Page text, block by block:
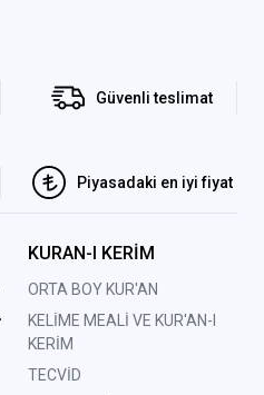
Güvenli teslimat
Piyasadaki en iyi fiyat
KURAN-I KERİM
ORTA BOY KUR'AN
KELİME MEALİ VE KUR'AN-I
KERİM
TECVİD